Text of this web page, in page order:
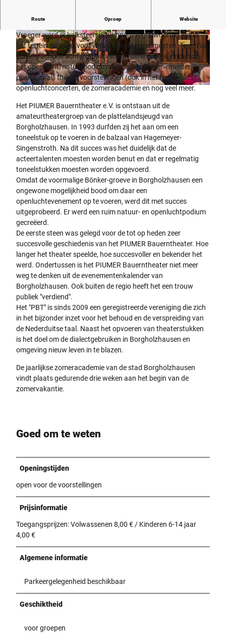
©CC-BY-SA
© Stefanie Peters |CC-BY-SA © Ludgar Steinbrede | CC-BY-SA
Route Oproep Website
De Bönker groeve ligt midden in het Teutoburger Woud.
Vroeger werd er kalksteen gewonnen. Tegenwoordig wordt
het terrein gebruikt voor verschillende evenementen. Tegen de
schilderachtige achtergrond van de ruime groeve vinden op
het openlucht/natuurpodium verschillende evenementen
plaats, zoals theatervoorstellingen (ook in het Nederduits),
openluchtconcerten, de zomeracademie en nog veel meer.
Het PIUMER Bauerntheater e.V. is ontstaan uit de
amateurtheatergroep van de plattelandsjeugd van
Borgholzhausen. In 1993 durfden zij het aan om een
toneelstuk op te voeren in de balzaal van Hagemeyer-
Singenstroth. Na dit succes was het duidelijk dat de
acteertalenten moesten worden benut en dat er regelmatig
toneelstukken moesten worden opgevoerd.
Omdat de voormalige Bönker-groeve in Borgholzhausen een
ongewone mogelijkheid bood om daar een
openluchtevenement op te voeren, werd dit met succes
uitgeprobeerd. Er werd een ruim natuur- en openluchtpodium
gecreëerd.
De eerste steen was gelegd voor de tot op heden zeer
succesvolle geschiedenis van het PIUMER Bauerntheater. Hoe
langer het theater speelde, hoe succesvoller en bekender het
werd. Ondertussen is het PIUMER Bauerntheater niet meer
weg te denken uit de evenementenkalender van
Borgholzhausen. Ook buiten de regio heeft het een trouw
publiek "verdiend".
Het "PBT" is sinds 2009 een geregistreerde vereniging die zich
in het bijzonder inzet voor het behoud en de verspreiding van
de Nederduitse taal. Naast het opvoeren van theaterstukken
is het doel om de dialectgebruiken in Borgholzhausen en
omgeving nieuw leven in te blazen.
De jaarlijkse zomeracademie van de stad Borgholzhausen
vindt plaats gedurende drie weken aan het begin van de
zomervakantie.
Goed om te weten
Openingstijden
open voor de voorstellingen
Prijsinformatie
Toegangsprijzen: Volwassenen 8,00 € / Kinderen 6-14 jaar
4,00 €
Algemene informatie
Parkeergelegenheid beschikbaar
Geschiktheid
voor groepen